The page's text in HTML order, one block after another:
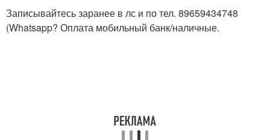
Записывайтесь заранее в лс и по тел. 89659434748
(Whatsapp? Оплата мобильный банк/наличные.